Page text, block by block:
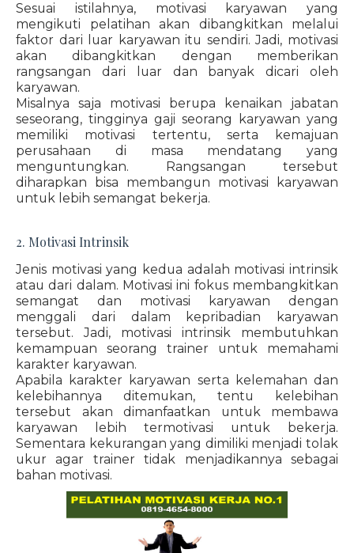
Sesuai istilahnya, motivasi karyawan yang
mengikuti pelatihan akan dibangkitkan melalui
faktor dari luar karyawan itu sendiri. Jadi, motivasi
akan dibangkitkan dengan memberikan
rangsangan dari luar dan banyak dicari oleh
karyawan.
Misalnya saja motivasi berupa kenaikan jabatan
seseorang, tingginya gaji seorang karyawan yang
memiliki motivasi tertentu, serta kemajuan
perusahaan di masa mendatang yang
menguntungkan. Rangsangan tersebut
diharapkan bisa membangun motivasi karyawan
untuk lebih semangat bekerja.
2. Motivasi Intrinsik
Jenis motivasi yang kedua adalah motivasi intrinsik
atau dari dalam. Motivasi ini fokus membangkitkan
semangat dan motivasi karyawan dengan
menggali dari dalam kepribadian karyawan
tersebut. Jadi, motivasi intrinsik membutuhkan
kemampuan seorang trainer untuk memahami
karakter karyawan.
Apabila karakter karyawan serta kelemahan dan
kelebihannya ditemukan, tentu kelebihan
tersebut akan dimanfaatkan untuk membawa
karyawan lebih termotivasi untuk bekerja.
Sementara kekurangan yang dimiliki menjadi tolak
ukur agar trainer tidak menjadikannya sebagai
bahan motivasi.